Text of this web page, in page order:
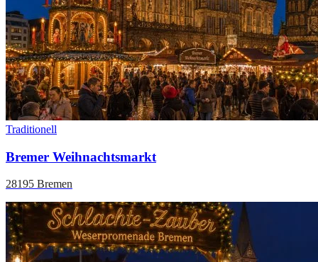
Traditionell
Bremer Weihnachtsmarkt
28195 Bremen